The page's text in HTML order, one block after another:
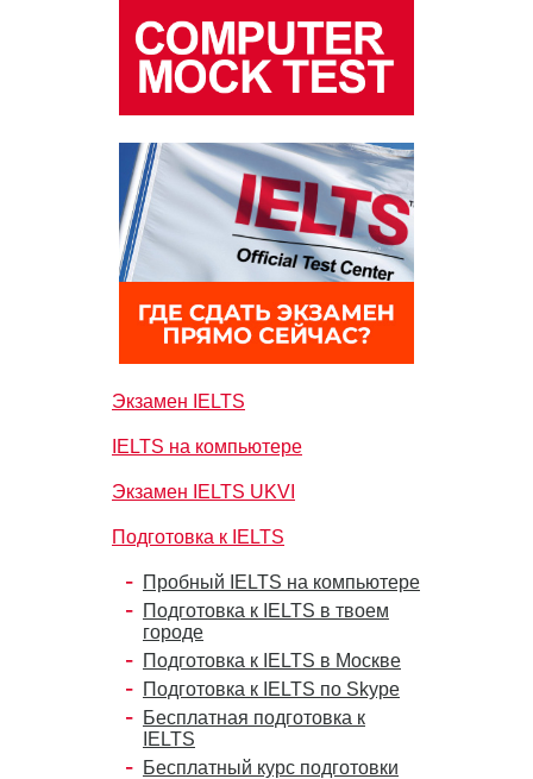
Экзамен IELTS
IELTS на компьютере
Экзамен IELTS UKVI
Подготовка к IELTS
Пробный IELTS на компьютере
Подготовка к IELTS в твоем
городе
Подготовка к IELTS в Москве
Подготовка к IELTS по Skype
Бесплатная подготовка к
IELTS
Бесплатный курс подготовки